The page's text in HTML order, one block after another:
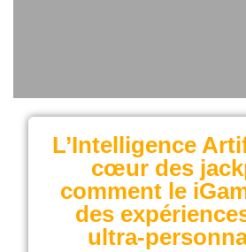
L’Intelligence
cœur des
comment le
des